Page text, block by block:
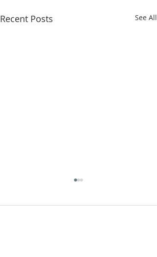
Recent Posts See All